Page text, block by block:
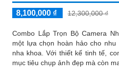
8,100,000 ₫ 12,300,000 ₫
Combo Lắp Trọn Bộ Camera
một lựa chọn hoàn hảo cho
nha khoa. Với thiết kế tinh tế, combo này không chỉ đáp ứng
mục tiêu chụp ảnh đẹp mà còn